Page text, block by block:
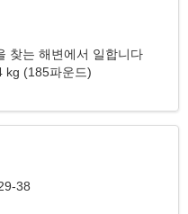
찾는 해변에서 일합니다
kg (185파운드)
38